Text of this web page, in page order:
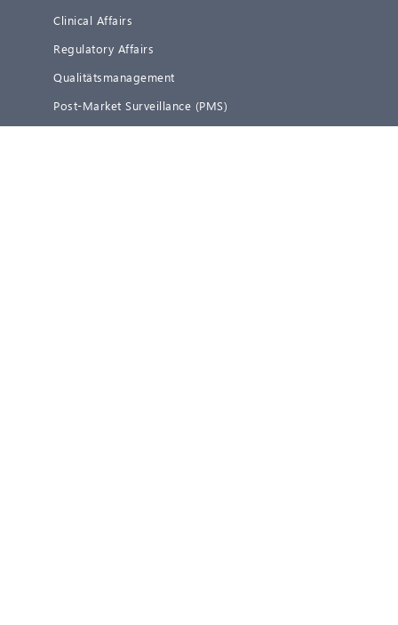
Clinical Affairs
Regulatory Affairs
Qualitätsmanagement
Post-Market Surveillance (PMS)